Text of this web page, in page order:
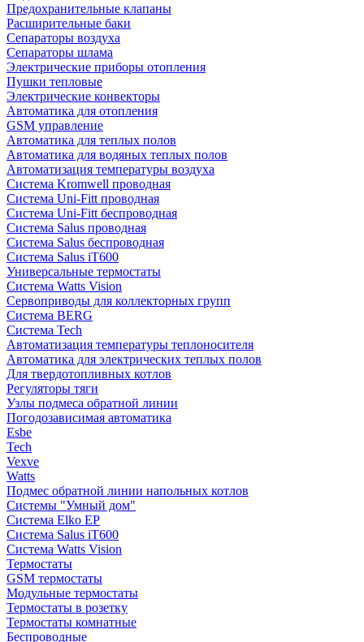
Предохранительные клапаны
Расширительные баки
Сепараторы воздуха
Сепараторы шлама
Электрические приборы отопления
Пушки тепловые
Электрические конвекторы
Автоматика для отопления
GSM управление
Автоматика для теплых полов
Автоматика для водяных теплых полов
Автоматизация температуры воздуха
Система Kromwell проводная
Система Uni-Fitt проводная
Система Uni-Fitt беспроводная
Система Salus проводная
Система Salus беспроводная
Система Salus iT600
Универсальные термостаты
Система Watts Vision
Сервоприводы для коллекторных групп
Система BERG
Система Tech
Автоматизация температуры теплоносителя
Автоматика для электрических теплых полов
Для твердотопливных котлов
Регуляторы тяги
Узлы подмеса обратной линии
Погодозависимая автоматика
Esbe
Tech
Vexve
Watts
Подмес обратной линии напольных котлов
Системы "Умный дом"
Система Elko EP
Система Salus iT600
Система Watts Vision
Термостаты
GSM термостаты
Модульные термостаты
Термостаты в розетку
Термостаты комнатные
Беспроводные